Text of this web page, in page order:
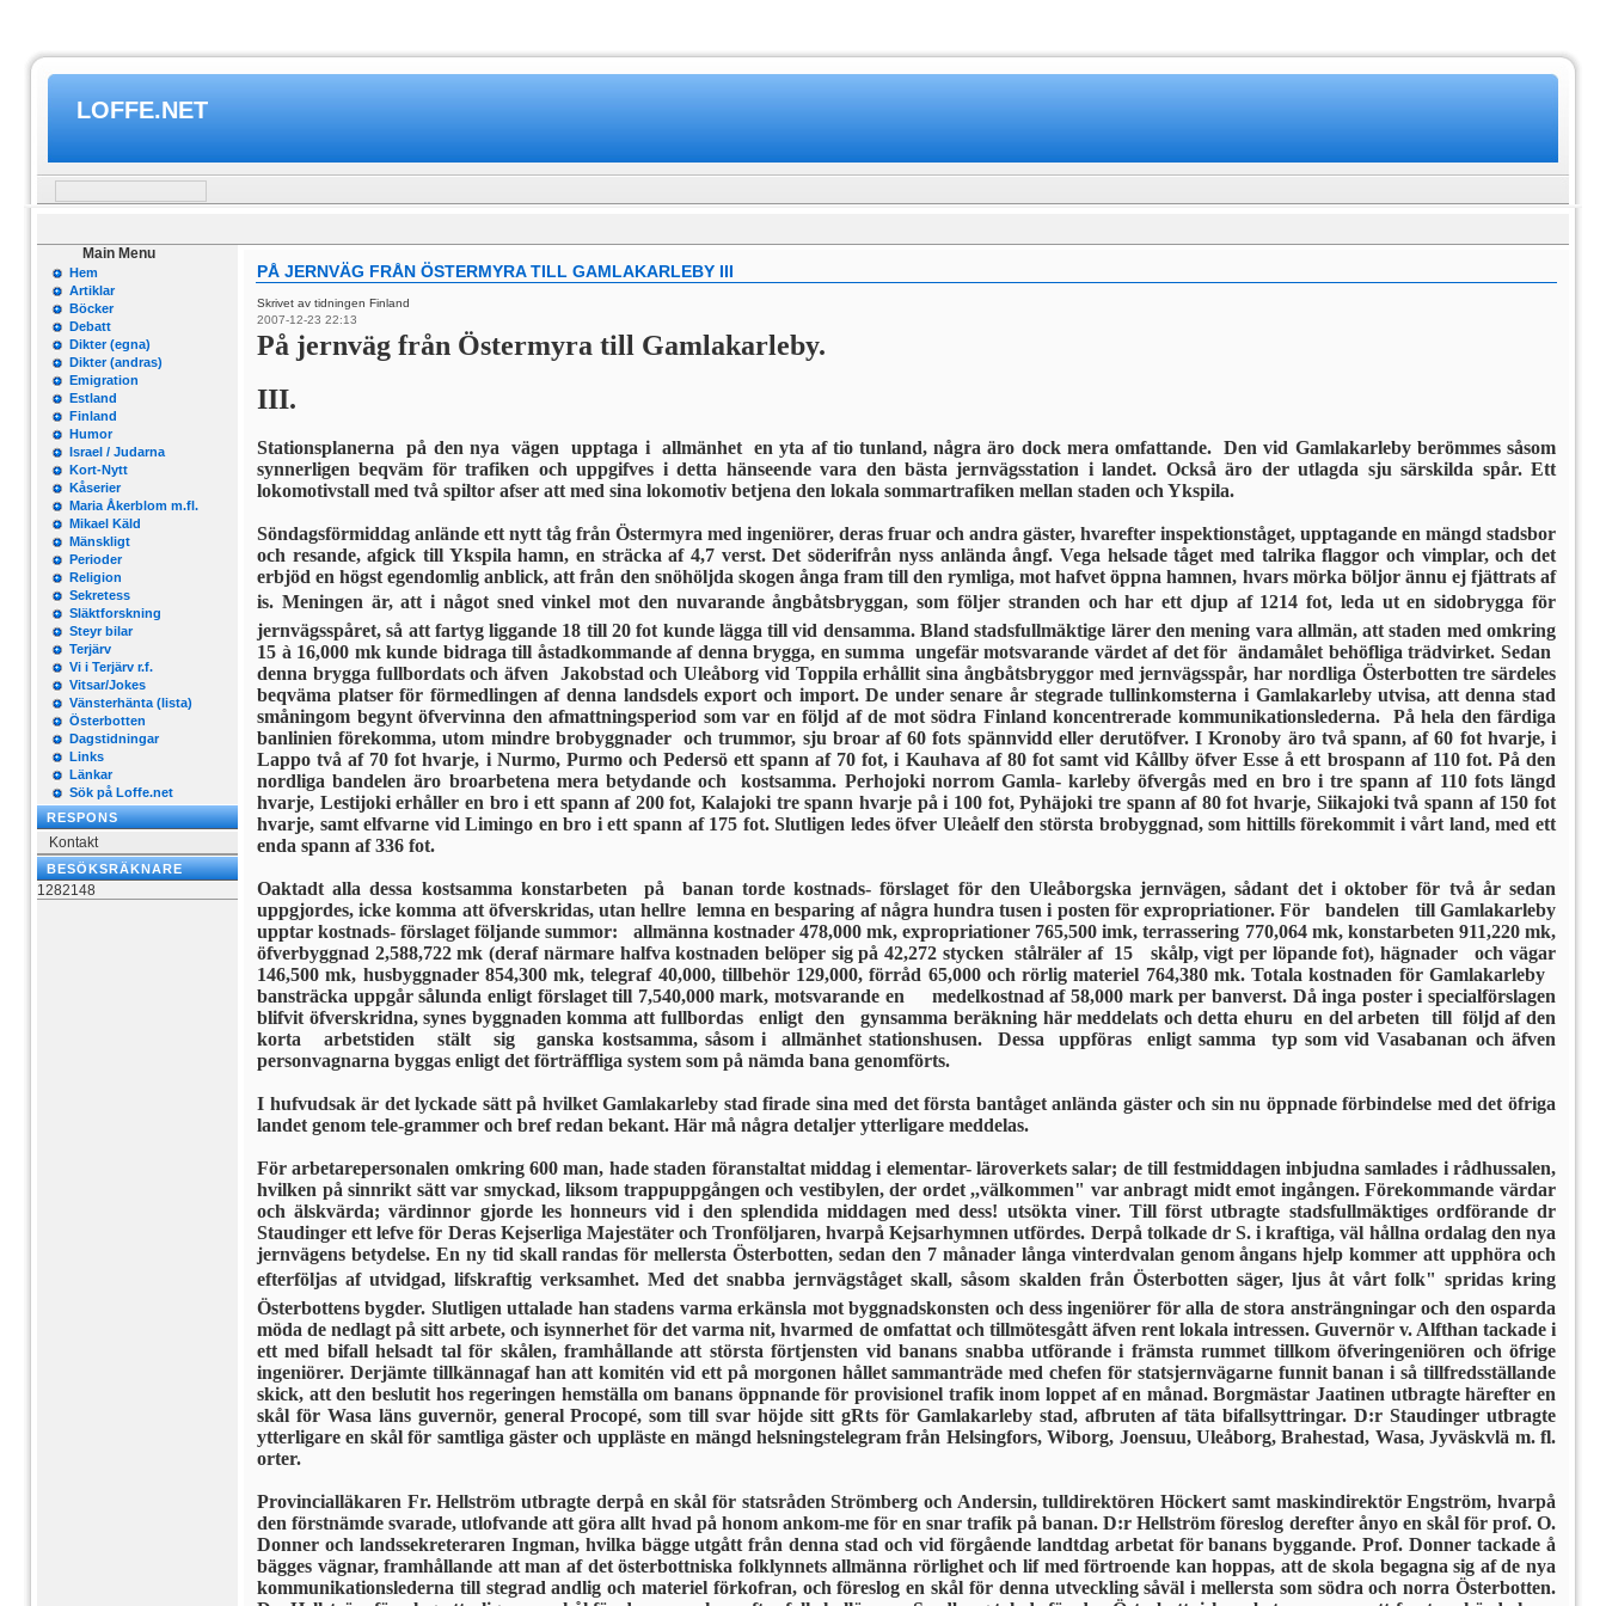
LOFFE.NET
Main Menu
Hem
Artiklar
Böcker
Debatt
Dikter (egna)
Dikter (andras)
Emigration
Estland
Finland
Humor
Israel / Judarna
Kort-Nytt
Kåserier
Maria Åkerblom m.fl.
Mikael Käld
Mänskligt
Perioder
Religion
Sekretess
Släktforskning
Steyr bilar
Terjärv
Vi i Terjärv r.f.
Vitsar/Jokes
Vänsterhänta (lista)
Österbotten
Dagstidningar
Links
Länkar
Sök på Loffe.net
RESPONS
Kontakt
BESÖKSRÄKNARE
1282148
PÅ JERNVÄG FRÅN ÖSTERMYRA TILL GAMLAKARLEBY III
Skrivet av tidningen Finland
2007-12-23 22:13
På jernväg från Öster­myra till Gamlakarleby.
III.
Stationsplanerna på den nya vägen upptaga i allmänhet en yta af tio tunland, några äro dock mera om­fattande. Den vid Gamlakarleby be­römmes såsom
synnerligen beqväm för trafiken och uppgifves i detta hänse­ende vara den bästa jernvägsstation i landet. Också äro der utlagda sju särskilda spår. Ett
lokomotivstall med två spiltor afser att med sina loko­motiv betjena den lokala sommartra­fiken mellan staden och Ykspila.
Söndagsförmiddag anlände ett nytt tåg från Östermyra med ingeniörer, deras fruar och andra gäster, hvarefter inspektionståget, upptagande en mängd stadsbor
och resande, afgick till Ykspila hamn, en sträcka af 4,7 verst. Det söderifrån nyss anlända ångf. Vega helsade tåget med talrika flaggor och vimplar, och det
erbjöd en högst egendomlig anblick, att från den snöhöljda skogen ånga fram till den rymliga, mot hafvet öppna hamnen, hvars mörka böljor ännu ej fjättrats af
is. Meningen är, att i något sned vinkel mot den nuvarande ångbåts­bryggan, som följer stranden och har ett djup af 1214 fot, leda ut en sidobrygga för
jernvägsspåret, så att fartyg liggande 18 till 20 fot kunde lägga till vid densamma. Bland stads­fullmäktige lärer den mening vara all­män, att staden med omkring
15 à 16,000 mk kunde bidraga till åstadkommande af denna brygga, en summa ungefär motsvarande värdet af det för ändamålet behöfliga trädvirket. Sedan
denna brygga fullbordats och äfven Jakobstad och Uleåborg vid Toppila erhållit sina ångbåtsbryggor med jernvägsspår, har nordliga Österbotten tre särdeles
beqväma platser för förmedlingen af denna landsdels export och import. De under senare år stegrade tullinkomsterna i Gamlakarleby utvisa, att denna stad
småningom begynt öfvervinna den afmattningsperiod som var en följd af de mot södra Finland koncentrerade kommunikationslederna. På hela den färdiga
banlinien förekomma, utom mindre brobyggnader och trummor, sju broar af 60 fots spännvidd eller derutöfver. I Kronoby äro två spann, af 60 fot hvarje, i
Lappo två af 70 fot hvarje, i Nurmo, Purmo och Pedersö ett spann af 70 fot, i Kauhava af 80 fot samt vid Kållby öfver Esse å ett brospann af 110 fot. På den
nordliga bandelen äro broarbetena mera betydande och kostsamma. Perhojoki norrom Gamla- ­karleby öfvergås med en bro i tre spann af 110 fots längd
hvarje, Lestijoki erhåller en bro i ett spann af 200 fot, Kalajoki tre spann hvarje på i 100 fot, Pyhäjoki tre spann af 80 fot hvarje, Siikajoki två spann af 150 fot
hvarje, samt elfvarne vid Limingo en bro i ett spann af 175 fot. Slutligen ledes öfver Uleåelf den största bro­byggnad, som hittills förekommit i vårt land, med ett
enda spann af 336 fot.
Oaktadt alla dessa kostsamma konstarbeten på banan torde kostnads- för­slaget för den Uleåborgska jernvägen, sådant det i oktober för två år sedan
uppgjordes, icke komma att öfverskridas, utan hellre lemna en besparing af några hundra tusen i posten för expropriationer. För bandelen till Gamlakarleby
upptar kostnads- förslaget följande summor: allmänna kostnader 478,000 mk, expropriationer 765,500 imk, terrassering 770,064 mk, konstarbeten 911,220 mk,
öfverbyggnad 2,588,722 mk (deraf närmare halfva kostnaden belöper sig på 42,272 styc­ken stålräler af 15 skålp, vigt per löpande fot), hägnader och vägar
146,500 mk, husbyggnader 854,300 mk, telegraf 40,000, tillbehör 129,000, förråd 65,000 och rörlig materiel 764,380 mk. Totala kostnaden för Gamlakarleby
bansträcka uppgår sålunda enligt förslaget till 7,540,000 mark, motsvarande en medelkostnad af 58,000 mark per banverst. Då inga poster i specialförslagen
blifvit öfverskridna, synes byggnaden komma att fullbordas enligt den gynsamma be­räkning här meddelats och detta ehu­ru en del arbeten till följd af den
korta arbetstiden stält sig ganska kostsamma, såsom i allmänhet sta­tionshusen. Dessa uppföras enligt samma typ som vid Vasabanan och äfven
personvagnarna byggas enligt det förträffliga system som på nämda bana genomförts.
I hufvudsak är det lyckade sätt på hvilket Gamlakarleby stad firade sina med det första bantåget anlända gä­ster och sin nu öppnade förbindelse med det öfriga
landet genom tele-grammer och bref redan bekant. Här må några detaljer ytterligare medde­las.
För arbetarepersonalen omkring 600 man, hade staden föranstaltat middagi elementar- läroverkets salar; de till festmiddagen inbjudna samlades i rådhussalen,
hvilken på sinnrikt sätt var smyckad, liksom trappuppgången och vestibylen, der ordet ,,välkommen" var anbragt midt emot ingången. Förekommande värdar
och älskvärda; värdinnor gjorde les honneurs vid i den splendida middagen med dess! utsökta viner. Till först utbragte stadsfullmäktiges ordförande dr
Staudinger ett lefve för Deras Kej­serliga Majestäter och Tronföljaren, hvarpå Kejsarhymnen utfördes. Derpå tolkade dr S. i kraftiga, väl hållna ordalag den nya
jernvägens betydelse. En ny tid skall randas för mellersta Österbotten, sedan den 7 månader långa vinterdvalan genom ångans hjelp kommer att upphöra och
efterföljas af utvidgad, lifskraftig verksamhet. Med det snabba jernvägståget skall, såsom skalden från Österbotten säger, ljus åt vårt folk" spridas kring
Österbot­tens bygder. Slutligen uttalade han stadens varma erkänsla mot bygg­nadskonsten och dess ingeniörer för alla de stora ansträngningar och den osparda
möda de nedlagt på sitt arbete, och isynnerhet för det varma nit, hvarmed de omfattat och tillmötesgått äfven rent loka­la intressen. Guvernör v. Alfthan tac­kade i
ett med bifall helsadt tal för skålen, framhållande att största förtjensten vid banans snabba utförande i främsta rummet tillkom öfveringeniören och öfrige
ingeniörer. Derjämte tillkännagaf han att komitén vid ett på morgonen hållet sammanträde med chefen för statsjernvägarne fun­nit banan i så tillfredsställande
skick, att den beslutit hos regeringen hem­ställa om banans öppnande för provisionel trafik inom loppet af en månad. Borgmästar Jaatinen utbragte härefter en
skål för Wasa läns guvernör, gene­ral Procopé, som till svar höjde sitt gRts för Gamlakarleby stad, afbruten af täta bifallsyttringar. D:r Staudin­ger utbragte
ytterligare en skål för samtliga gäster och uppläste en mängd helsningstelegram från Helsingfors, Wiborg, Joensuu, Uleåborg, Brahestad, Wasa, Jyväskvlä m. fl.
orter.
Provincialläkaren Fr. Hellström utbragte der­på en skål för statsråden Strömberg och Andersin, tulldirektören Höckert samt maskindirektör Engström, hvar­på
den förstnämde svarade, utlofvande att göra allt hvad på honom ankom-me för en snar trafik på banan. D:r Hellström föreslog derefter ånyo en skål för prof. O.
Donner och lands­sekreteraren Ingman, hvilka bägge ut­gått från denna stad och vid förgåen­de landtdag arbetat för banans byg­gande. Prof. Donner tackade å
bäg­ges vägnar, framhållande att man af det österbottniska folklynnets allmän­na rörlighet och lif med förtroende kan hoppas, att de skola begagna sig af de nya
kommunikationslederna till stegrad andlig och materiel förkofran, och föreslog en skål för denna utveck­ling såväl i mellersta som södra och norra Österbotten.